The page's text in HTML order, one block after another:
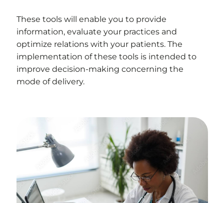
These tools will enable you to provide
information, evaluate your practices and
optimize relations with your patients. The
implementation of these tools is intended to
improve decision-making concerning the
mode of delivery.